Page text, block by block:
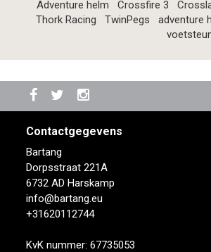
Adventure helm Crossfire 3
Thork Racing
TwinPegs adventure
Contactgegevens
Bartang
Dorpsstraat 221A
6732 AD Harskamp
info@bartang.eu
+31620112744
KvK nummer: 67735053